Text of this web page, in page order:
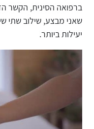
ברפואה הסינית, הקשר
שאני מבצע, שילוב שתי
יעילות ביותר.